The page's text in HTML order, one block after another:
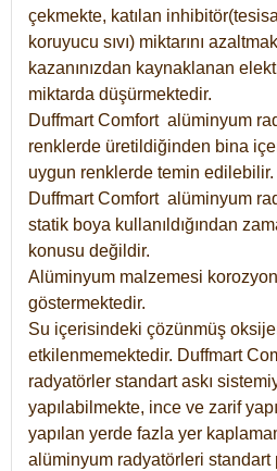
çekmekte, katılan
koruyucu sıvı) miktarını
kazanınızdan kaynaklanan
miktarda düşürmektedir.
Duffmart Comfort alüminyum
renklerde üretildiğinden bina
uygun renklerde temin edilebilir.
DuffmartComfort alüminyum
statik boya kullanıldığından
konusu değildir.
Alüminyum malzemesi
göstermektedir.
Su içerisindeki çözünmüş
etkilenmemektedir. Duffmart
radyatörler standart askı
yapılabilmekte, ince ve zarif
yapılan yerde fazla yer
alüminyum radyatörleri standart